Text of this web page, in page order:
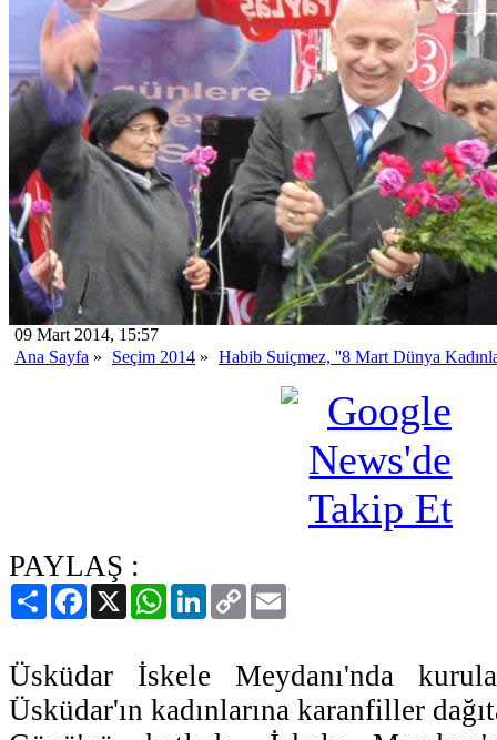
09 Mart 2014, 15:57
Ana Sayfa » Seçim 2014 » Habib Suiçmez, ''8 Mart Dünya
PAYLAŞ :
PaylaşFacebook
X WhatsAppLinkedIn
Copy
Link
Üsküdar İskele Meydanı'nda
Üsküdar'ın kadınlarına karanfiller